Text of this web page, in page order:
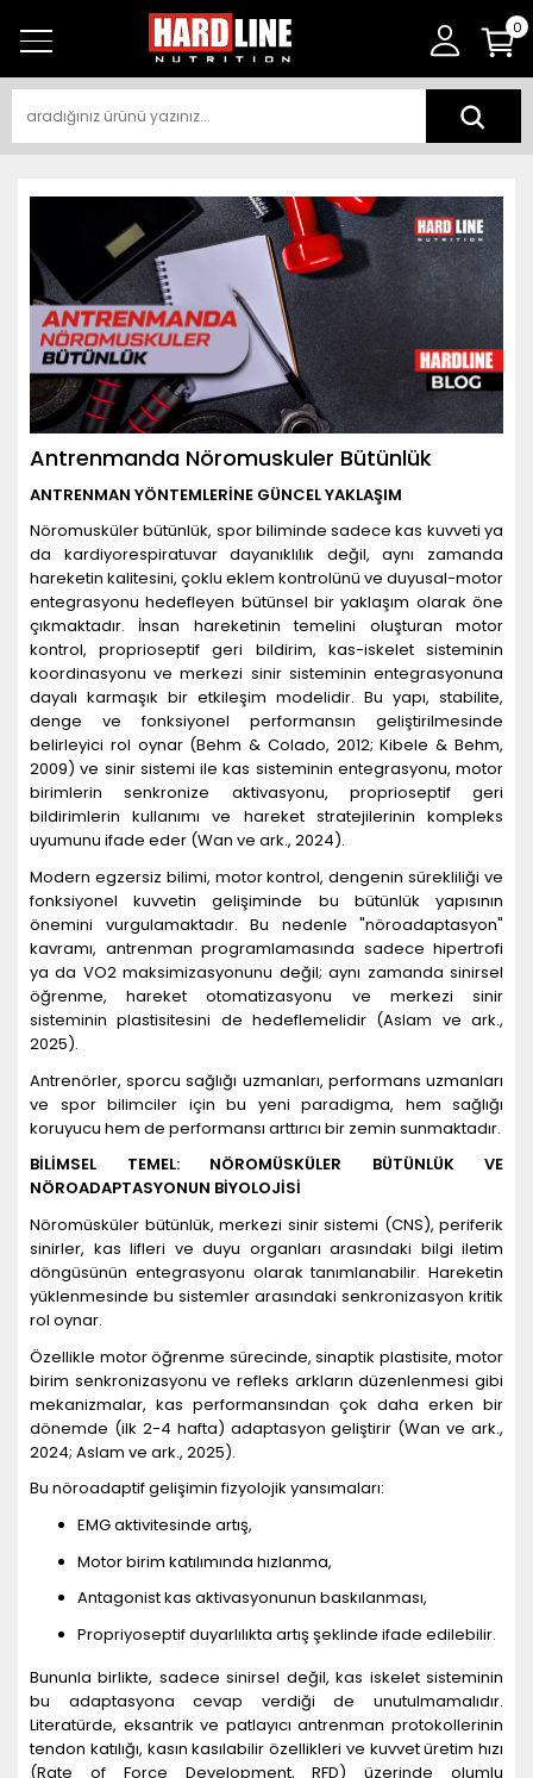
0
Antrenmanda Nöromuskuler Bütünlük
ANTRENMAN YÖNTEMLERİNE GÜNCEL YAKLAŞIM
Nöromusküler bütünlük, spor biliminde sadece kas kuvveti ya
da kardiyorespiratuvar dayanıklılık değil, aynı zamanda
hareketin kalitesini, çoklu eklem kontrolünü ve duyusal-motor
entegrasyonu hedefleyen bütünsel bir yaklaşım olarak öne
çıkmaktadır. İnsan hareketinin temelini oluşturan motor
kontrol, proprioseptif geri bildirim, kas-iskelet sisteminin
koordinasyonu ve merkezi sinir sisteminin entegrasyonuna
dayalı karmaşık bir etkileşim modelidir. Bu yapı, stabilite,
denge ve fonksiyonel performansın geliştirilmesinde
belirleyici rol oynar (Behm & Colado, 2012; Kibele & Behm,
2009) ve sinir sistemi ile kas sisteminin entegrasyonu, motor
birimlerin senkronize aktivasyonu, proprioseptif geri
bildirimlerin kullanımı ve hareket stratejilerinin kompleks
uyumunu ifade eder (Wan ve ark., 2024).
Modern egzersiz bilimi, motor kontrol, dengenin sürekliliği ve
fonksiyonel kuvvetin gelişiminde bu bütünlük yapısının
önemini vurgulamaktadır. Bu nedenle "nöroadaptasyon"
kavramı, antrenman programlamasında sadece hipertrofi
ya da VO2 maksimizasyonunu değil; aynı zamanda sinirsel
öğrenme, hareket otomatizasyonu ve merkezi sinir
sisteminin plastisitesini de hedeflemelidir (Aslam ve ark.,
2025).
Antrenörler, sporcu sağlığı uzmanları, performans uzmanları
ve spor bilimciler için bu yeni paradigma, hem sağlığı
koruyucu hem de performansı arttırıcı bir zemin sunmaktadır.
BİLİMSEL TEMEL: NÖROMÜSKÜLER BÜTÜNLÜK VE
NÖROADAPTASYONUN BİYOLOJİSİ
Nöromüsküler bütünlük, merkezi sinir sistemi (CNS), periferik
sinirler, kas lifleri ve duyu organları arasındaki bilgi iletim
döngüsünün entegrasyonu olarak tanımlanabilir. Hareketin
yüklenmesinde bu sistemler arasındaki senkronizasyon kritik
rol oynar.
Özellikle motor öğrenme sürecinde, sinaptik plastisite, motor
birim senkronizasyonu ve refleks arkların düzenlenmesi gibi
mekanizmalar, kas performansından çok daha erken bir
dönemde (ilk 2-4 hafta) adaptasyon geliştirir (Wan ve ark.,
2024; Aslam ve ark., 2025).
Bu nöroadaptif gelişimin fizyolojik yansımaları:
EMG aktivitesinde artış,
Motor birim katılımında hızlanma,
Antagonist kas aktivasyonunun baskılanması,
Propriyoseptif duyarlılıkta artış şeklinde ifade edilebilir.
Bununla birlikte, sadece sinirsel değil, kas iskelet sisteminin
bu adaptasyona cevap verdiği de unutulmamalıdır.
Literatürde, eksantrik ve patlayıcı antrenman protokollerinin
tendon katılığı, kasın kasılabilir özellikleri ve kuvvet üretim hızı
(Rate of Force Development, RFD) üzerinde olumlu